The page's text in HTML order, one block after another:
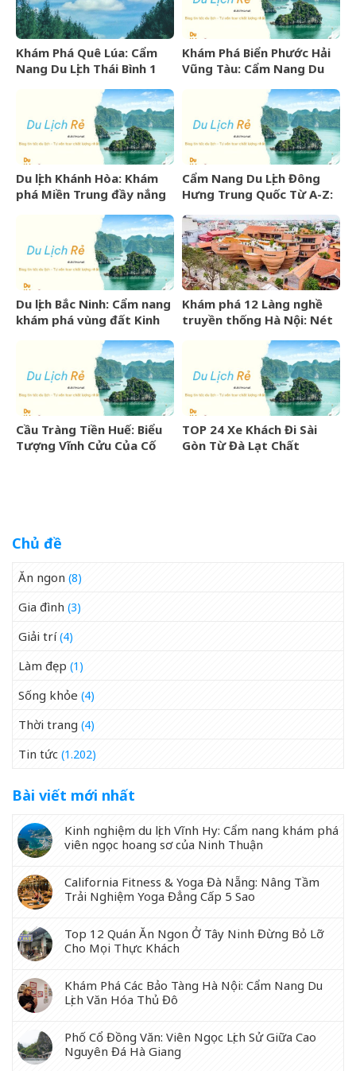
Khám Phá Quê Lúa: Cẩm
Nang Du Lịch Thái Bình 1
Khám Phá Biển Phước Hải
Vũng Tàu: Cẩm Nang Du
Du lịch Khánh Hòa: Khám
phá Miền Trung đầy nắng
Cẩm Nang Du Lịch Đông
Hưng Trung Quốc Từ A-Z:
Trình Chi Tiết
Du lịch Bắc Ninh: Cẩm nang
khám phá vùng đất Kinh
Khám phá 12 Làng nghề
truyền thống Hà Nội: Nét
Cầu Tràng Tiền Huế: Biểu
Tượng Vĩnh Cửu Của Cố
TOP 24 Xe Khách Đi Sài
Gòn Từ Đà Lạt Chất
Chủ đề
Ăn ngon (8)
Gia đình (3)
Giải trí(4)
Làm đẹp (1)
Sống khỏe (4)
Thời trang (4)
Tin tức (1.202)
Bài viết mới nhất
Kinh nghiệm du lịch Vĩnh Hy: Cẩm nang khám phá
viên ngọc hoang sơ của Ninh Thuận
California Fitness & Yoga Đà Nẵng: Nâng Tầm
Trải Nghiệm Yoga Đẳng Cấp 5 Sao
Top 12 Quán Ăn Ngon Ở Tây Ninh Đừng Bỏ Lỡ
Cho Mọi Thực Khách
Khám Phá Các Bảo Tàng Hà Nội: Cẩm Nang Du
Lịch Văn Hóa Thủ Đô
Phố Cổ Đồng Văn: Viên Ngọc Lịch Sử Giữa Cao
Nguyên Đá Hà Giang